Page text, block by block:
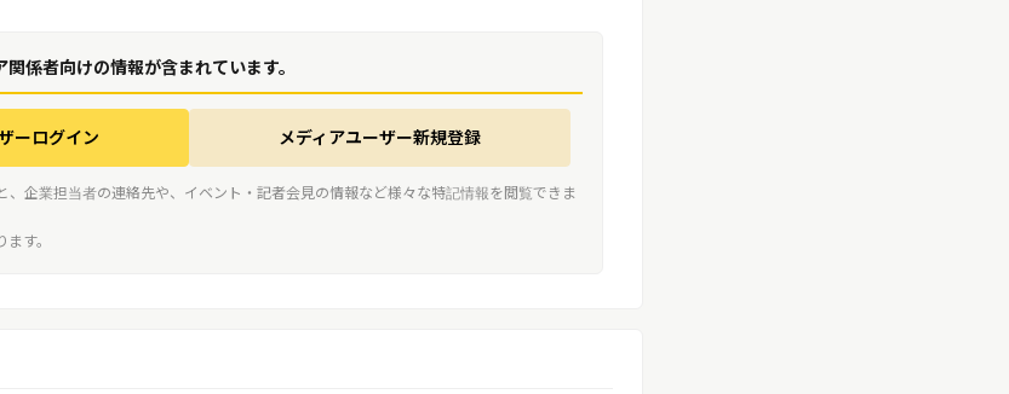
係者向けの情報が含まれています。
ーログイン メディアユーザー新規登録
、企業担当者の連絡先や、イベント・記者会見の情報など様々な特記情報を閲覧できま
す。